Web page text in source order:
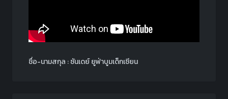
ชื่อ-นามสกุล : ซันเดย์ ยูฟ่าบูมเด็กเซียน